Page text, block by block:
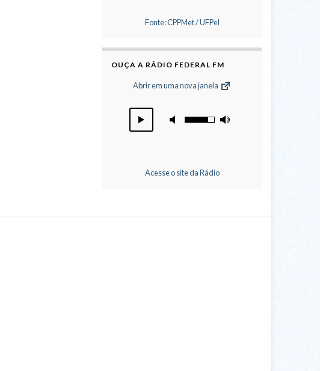
Fonte: CPPMet / UFPel
OUÇA A RÁDIO FEDERAL FM
Abrir em uma nova janela
Acesse o site da Rádio